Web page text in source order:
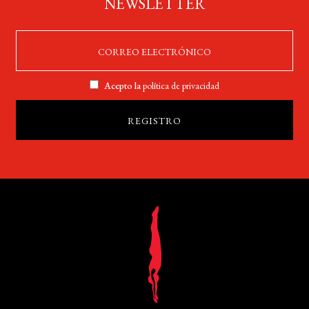
Acepto lapolítica de privacidad